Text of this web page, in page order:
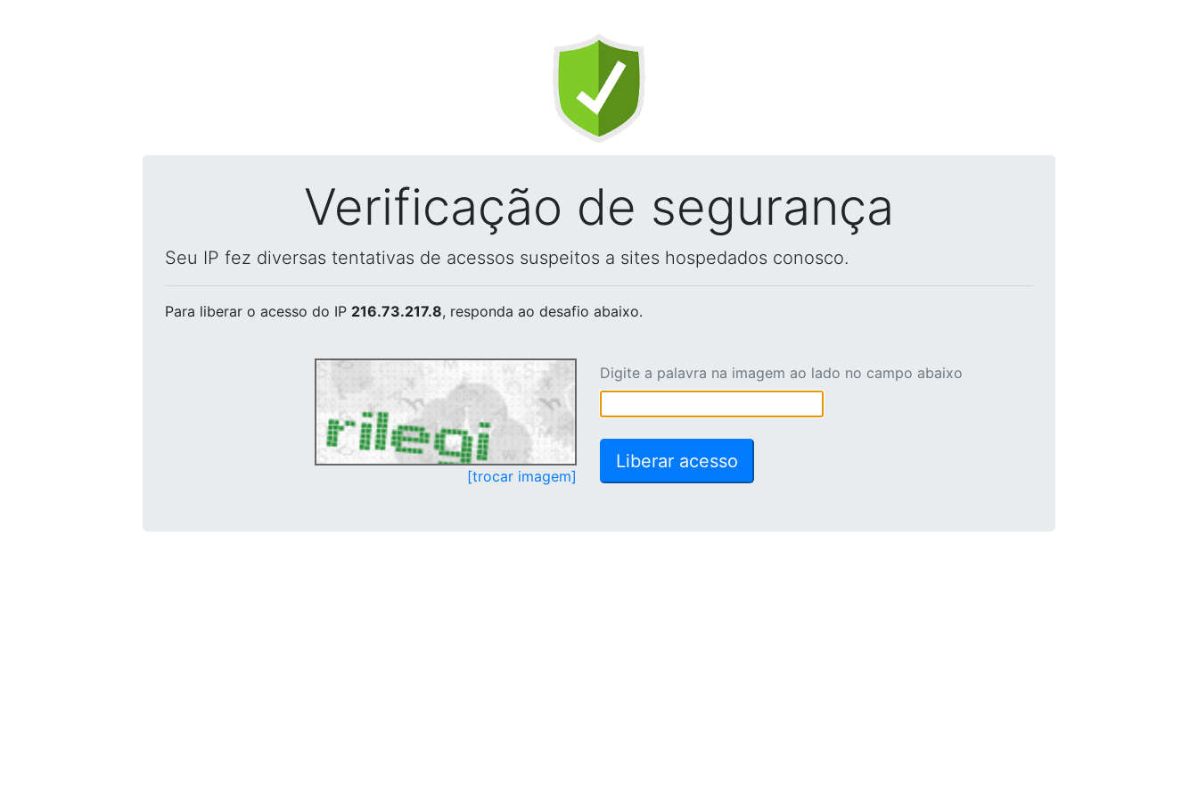
Verificação de segurança
Seu IP fez diversas tentativas de acessos suspeitos a sites hospedados conosco.
Para liberar o acesso do IP 216.73.217.8, responda ao desafio abaixo.
[trocar imagem]
Digite a palavra na imagem ao lado no campo abaixo